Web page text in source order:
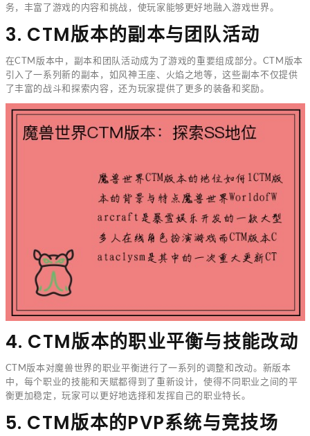
务，丰富了游戏的内容和挑战，使玩家能够更好地融入游戏世界。
3. CTM版本的副本与团队活动
在CTM版本中，副本和团队活动成为了游戏的重要组成部分。CTM版本
引入了一系列新的副本，如风神王座、火焰之地等，这些副本不仅提供
了丰富的战斗和探索内容，还为玩家提供了更多的装备和奖励。
4. CTM版本的职业平衡与技能改动
CTM版本对魔兽世界的职业平衡进行了一系列的调整和改动。新版本
中，每个职业的技能和天赋都得到了重新设计，使得不同职业之间的平
衡更加稳定，玩家可以更好地选择和发挥自己的职业特长。
5. CTM版本的PVP系统与竞技场